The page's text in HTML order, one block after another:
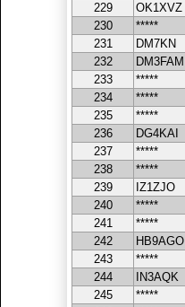
229
OK1XVZ
230
*****
231
DM7KN
232
DM3FAM
233
*****
234
*****
235
*****
236
DG4KAI
237
*****
238
*****
239
IZ1ZJO
240
*****
241
*****
242
HB9AGO
243
*****
244
IN3AQK
245
*****